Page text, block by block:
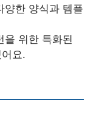
양한 양식과 템플
을 위한 특화된
요.